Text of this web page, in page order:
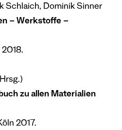
Schlaich, Dominik Sinner
– Werkstoffe –
zu allen Materialien
2017.